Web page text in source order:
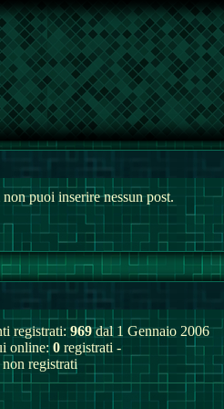
puoi inserire nessun post.
registrati: 969dal 1 Gennaio 2006
online: 0 registrati -
non registrati